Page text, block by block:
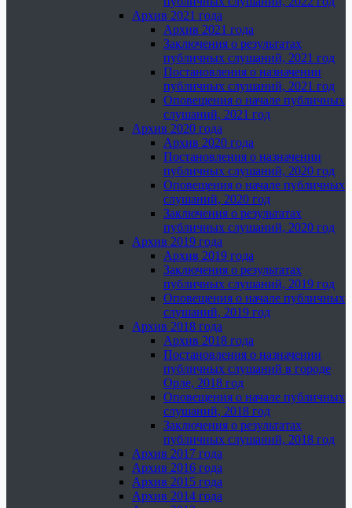
Архив 2021 года
Архив 2021 года
Заключения о результатах
публичных слушаний, 2021 год
Постановления о назначении
публичных слушаний, 2021 год
Оповещения о начале публичных
слушаний, 2021 год
Архив 2020 года
Архив 2020 года
Постановления о назначении
публичных слушаний, 2020 год
Оповещения о начале публичных
слушаний, 2020 год
Заключения о результатах
публичных слушаний, 2020 год
Архив 2019 года
Архив 2019 года
Заключения о результатах
публичных слушаний, 2019 год
Оповещения о начале публичных
слушаний, 2019 год
Архив 2018 года
Архив 2018 года
Постановления о назначении
публичных слушаний в городе
Орле, 2018 год
Оповещения о начале публичных
слушаний, 2018 год
Заключения о результатах
публичных слушаний, 2018 год
Архив 2017 года
Архив 2016 года
Архив 2015 года
Архив 2014 года